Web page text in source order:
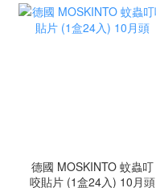
德國 MOSKINTO 蚊蟲叮
咬貼片 (1盒24入) 10月頭